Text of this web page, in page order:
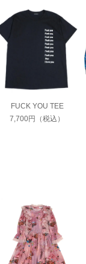
FUCK YOU TEE
7,700円（税込）